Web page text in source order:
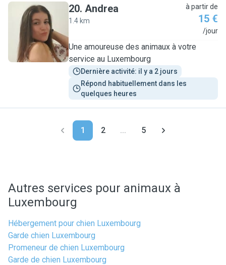
A
20. Andrea
1.4 km
à partir de
15 €
/jour
Une amoureuse des animaux à votre
service au Luxembourg
Dernière activité: il y a 2 jours
Répond habituellement dans les
quelques heures
1 2 ... 5
Autres services pour animaux à
Luxembourg
Hébergement pour chien Luxembourg
Garde chien Luxembourg
Promeneur de chien Luxembourg
Garde de chien Luxembourg